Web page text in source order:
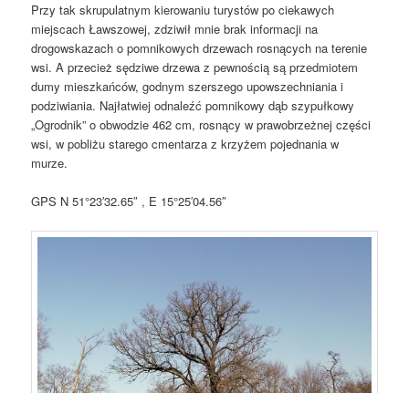
Przy tak skrupulatnym kierowaniu turystów po ciekawych
miejscach Ławszowej, zdziwił mnie brak informacji na
drogowskazach o pomnikowych drzewach rosnących na terenie
wsi. A przecież sędziwe drzewa z pewnością są przedmiotem
dumy mieszkańców, godnym szerszego upowszechniania i
podziwiania. Najłatwiej odnaleźć pomnikowy dąb szypułkowy
„Ogrodnik” o obwodzie 462 cm, rosnący w prawobrzeżnej części
wsi, w pobliżu starego cmentarza z krzyżem pojednania w
murze.
GPS N 51°23′32.65″ , E 15°25′04.56″